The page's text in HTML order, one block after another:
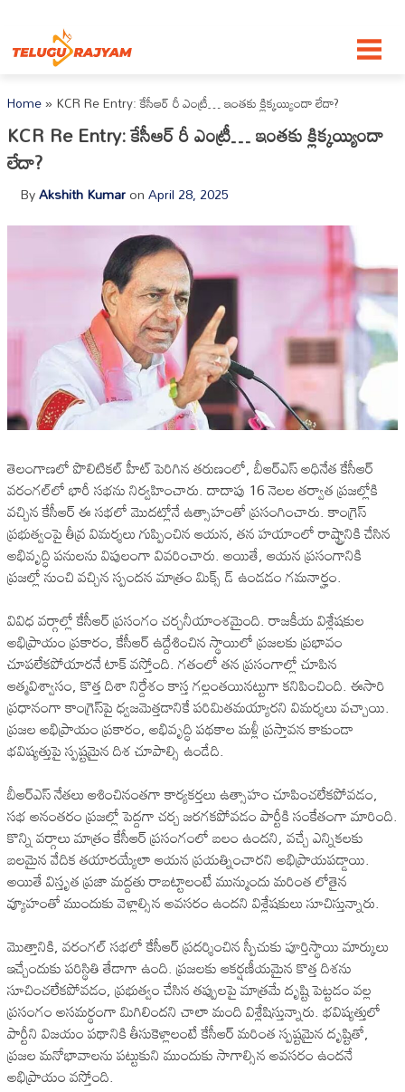
Home»KCR Re Entry: కేసీఆర్ రీ ఎంట్రీ… ఇంతకు క్లిక్కయ్యిందా లేదా?
KCR Re Entry: కేసీఆర్ రీ ఎంట్రీ… ఇంతకు క్లిక్కయ్యిందా
లేదా?
ByAkshith KumaronApril 28, 2025
తెలంగాణలో పొలిటికల్ హీట్ పెరిగిన తరుణంలో, బీఆర్ఎస్ అధినేత కేసీఆర్
వరంగల్‌లో భారీ సభను నిర్వహించారు. దాదాపు 16 నెలల తర్వాత ప్రజల్లోకి
వచ్చిన కేసీఆర్ ఈ సభలో మొదట్లోనే ఉత్సాహంతో ప్రసంగించారు. కాంగ్రెస్
ప్రభుత్వంపై తీవ్ర విమర్శలు గుప్పించిన ఆయన, తన హయాంలో రాష్ట్రానికి చేసిన
అభివృద్ధి పనులను విపులంగా వివరించారు. అయితే, ఆయన ప్రసంగానికి
ప్రజల్లో నుంచి వచ్చిన స్పందన మాత్రం మిక్స్ డ్ ఉండడం గమనార్హం.
వివిధ వర్గాల్లో కేసీఆర్ ప్రసంగం చర్చనీయాంశమైంది. రాజకీయ విశ్లేషకుల
అభిప్రాయం ప్రకారం, కేసీఆర్ ఉద్దేశించిన స్థాయిలో ప్రజలకు ప్రభావం
చూపలేకపోయారనే టాక్ వస్తోంది. గతంలో తన ప్రసంగాల్లో చూపిన
ఆత్మవిశ్వాసం, కొత్త దిశా నిర్దేశం కాస్త గల్లంతయినట్టుగా కనిపించింది. ఈసారి
ప్రధానంగా కాంగ్రెస్‌పై ధ్వజమెత్తడానికే పరిమితమయ్యారని విమర్శలు వచ్చాయి.
ప్రజల అభిప్రాయం ప్రకారం, అభివృద్ధి పథకాల మళ్లీ ప్రస్తావన కాకుండా
భవిష్యత్తుపై స్పష్టమైన దిశ చూపాల్సి ఉండేది.
బీఆర్ఎస్ నేతలు ఆశించినంతగా కార్యకర్తలు ఉత్సాహం చూపించలేకపోవడం,
సభ అనంతరం ప్రజల్లో పెద్దగా చర్చ జరగకపోవడం పార్టీకి సంకేతంగా మారింది.
కొన్ని వర్గాలు మాత్రం కేసీఆర్ ప్రసంగంలో బలం ఉందని, వచ్చే ఎన్నికలకు
బలమైన వేదిక తయారయ్యేలా ఆయన ప్రయత్నించారని అభిప్రాయపడ్డాయి.
అయితే విస్తృత ప్రజా మద్దతు రాబట్టాలంటే మున్ముందు మరింత లోతైన
వ్యూహంతో ముందుకు వెళ్లాల్సిన అవసరం ఉందని విశ్లేషకులు సూచిస్తున్నారు.
మొత్తానికి, వరంగల్ సభలో కేసీఆర్ ప్రదర్శించిన స్పీచుకు పూర్తిస్థాయి మార్కులు
ఇచ్చేందుకు పరిస్థితి తేడాగా ఉంది. ప్రజలకు ఆకర్షణీయమైన కొత్త దిశను
సూచించలేకపోవడం, ప్రభుత్వం చేసిన తప్పులపై మాత్రమే దృష్టి పెట్టడం వల్ల
ప్రసంగం అసమర్థంగా మిగిలిందని చాలా మంది విశ్లేషిస్తున్నారు. భవిష్యత్తులో
పార్టీని విజయం పథానికి తీసుకెళ్లాలంటే కేసీఆర్ మరింత స్పష్టమైన దృష్టితో,
ప్రజల మనోభావాలను పట్టుకుని ముందుకు సాగాల్సిన అవసరం ఉందనే
అభిప్రాయం వస్తోంది.